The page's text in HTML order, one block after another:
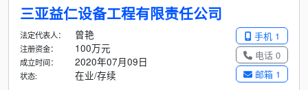
三亚益仁设备工程有限责任公司
手机 1
电话 0
邮箱 1
法定代表人： 曾艳
注册资金： 100万元
成立时间： 2020年07月09日
状态: 在业/存续